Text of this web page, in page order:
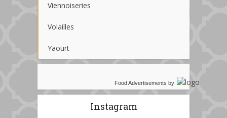
Viennoiseries
Volailles
Yaourt
Food Advertisements by
Instagram